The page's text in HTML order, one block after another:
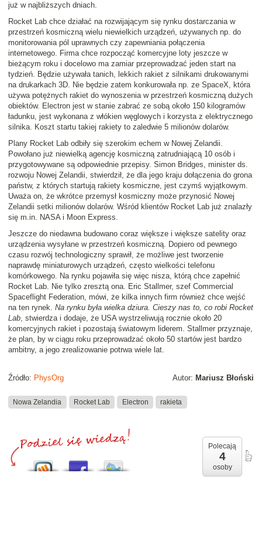
już w najbliższych dniach.
Rocket Lab chce działać na rozwijającym się rynku dostarczania w
przestrzeń kosmiczną wielu niewielkich urządzeń, używanych np. do
monitorowania pól uprawnych czy zapewniania połączenia
internetowego. Firma chce rozpocząć komercyjne loty jeszcze w
bieżącym roku i docelowo ma zamiar przeprowadzać jeden start na
tydzień. Będzie używała tanich, lekkich rakiet z silnikami drukowanymi
na drukarkach 3D. Nie będzie zatem konkurowała np. ze SpaceX, która
używa potężnych rakiet do wynoszenia w przestrzeń kosmiczną dużych
obiektów. Electron jest w stanie zabrać ze sobą około 150 kilogramów
ładunku, jest wykonana z włókien węglowych i korzysta z elektrycznego
silnika. Koszt startu takiej rakiety to zaledwie 5 milionów dolarów.
Plany Rocket Lab odbiły się szerokim echem w Nowej Zelandii.
Powołano już niewielką agencję kosmiczną zatrudniającą 10 osób i
przygotowywane są odpowiednie przepisy. Simon Bridges, minister ds.
rozwoju Nowej Zelandii, stwierdził, że dla jego kraju dołączenia do grona
państw, z których startują rakiety kosmiczne, jest czymś wyjątkowym.
Uważa on, że wkrótce przemysł kosmiczny może przynosić Nowej
Zelandii setki milionów dolarów. Wśród klientów Rocket Lab już znalazły
się m.in. NASA i Moon Express.
Jeszcze do niedawna budowano coraz większe i większe satelity oraz
urządzenia wysyłane w przestrzeń kosmiczną. Dopiero od pewnego
czasu rozwój technologiczny sprawił, że możliwe jest tworzenie
naprawdę miniaturowych urządzeń, często wielkości telefonu
komórkowego. Na rynku pojawiła się więc nisza, którą chce zapełnić
Rocket Lab. Nie tylko zresztą ona. Eric Stallmer, szef Commercial
Spaceflight Federation, mówi, że kilka innych firm również chce wejść
na ten rynek. Na rynku była wielka dziura. Cieszy nas to, co robi Rocket
Lab, stwierdza i dodaje, że USA wystrzeliwują rocznie około 20
komercyjnych rakiet i pozostają światowym liderem. Stallmer przyznaje,
że plan, by w ciągu roku przeprowadzać około 50 startów jest bardzo
ambitny, a jego zrealizowanie potrwa wiele lat.
Autor: Mariusz Błoński
Źródło: PhysOrg
Nowa Zelandia Rocket Lab Electron rakieta
Polecają
4
osoby